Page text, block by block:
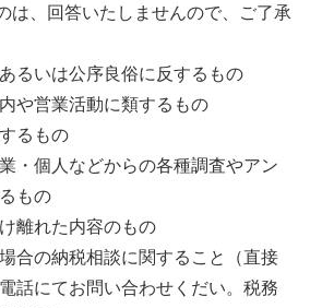
は、回答いたしませんので、ご了承
るいは公序良俗に反するもの
や営業活動に類するもの
るもの
・個人などからの各種調査やアン
もの
離れた内容のもの
合の納税相談に関すること（直接
話にてお問い合わせくだい。税務